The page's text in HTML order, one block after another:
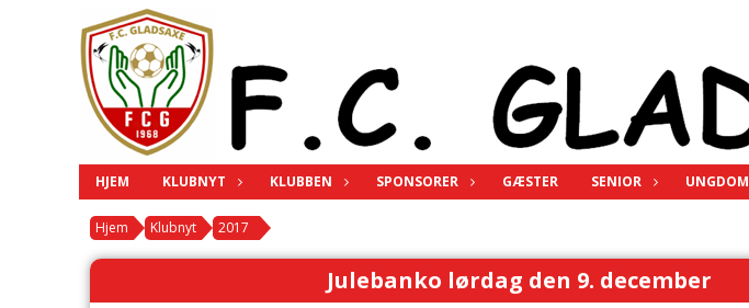
HJEM KLUBNYT KLUBBEN SPONSORER GÆSTER SENIOR UNGDOM
Hjem Klubnyt 2017
Julebanko lørdag den 9. december